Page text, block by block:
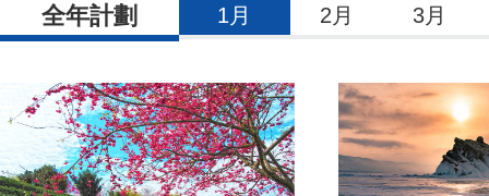
全年計劃 1月 2月 3月